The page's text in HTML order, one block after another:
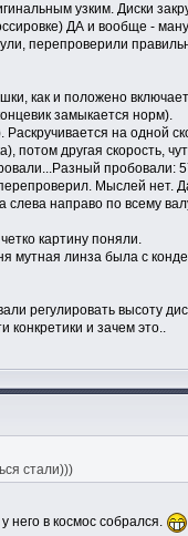
узким. Диски
ДА и вообще -
перепроверили
как и положено
замыкается норм).
на одной
потом другая скорость,
пробовали:
Мыслей нет.
направо по всему
картину поняли.
линза была с
регулировать высоту
конкретики и зачем это..
стали)))
него в космос собрался.